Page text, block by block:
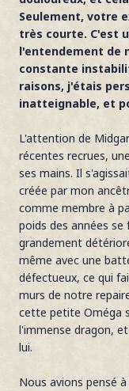
Seulement, votre
très courte. C'est
l'entendement de
constante
raisons, j'étais
inatteignable, et
L'attention de
récentes recrues,
ses mains. Il
créée par mon
comme membre à
poids des années
grandement
même avec une
défectueux, ce qui
murs de notre
cette petite Oméga
l'immense dragon,
lui.
Nous avions pensé